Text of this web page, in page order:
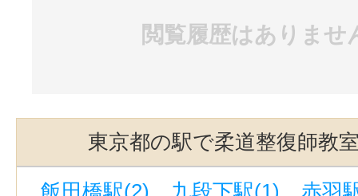
閲覧履歴はありませ
東京都の駅で柔道整復師教
飯田橋駅(2) 九段下駅(1)
赤羽